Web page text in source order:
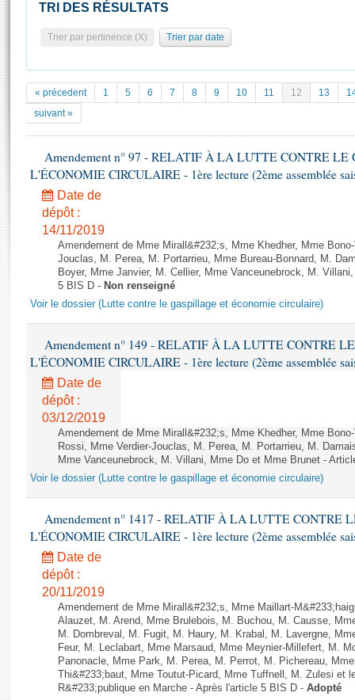
Pétitions
Documents parlementaires
Projets de loi
Textes adoptés
Rapports d'information
Rapports d'enquête
Rapports législatifs
Rapports sur l'application des lois
Baromètre de l’application des lois
Dossiers législatifs
Budget et sécurité sociale
Questions écrites et orales
Comptes rendus des débats
Statistiques et chiffres clés
Transparence et déontologie
Histoire
Juniors
Anciennes législatures
Liens vers les sites publics
Les archives
Contacts et plan d'accès
TRI DES RÉSULTATS
Trier par pertinence (X) Trier par date
« précedent 1 5 6 7 8 9 10 11 12 13
suivant »
Amendement n° 97 - RELATIF À LA LUTTE CONTRE
L'ÉCONOMIE CIRCULAIRE - 1ère lecture (2ème assemblée
Date de
dépôt :
14/11/2019
Amendement de Mme Mirall&#232;s, Mme Khedher, Mme
Jouclas, M. Perea, M. Portarrieu, Mme Bureau-Bonnard, M.
Boyer, Mme Janvier, M. Cellier, Mme Vanceunebrock, M.
5 BIS D - Non renseigné
Voir le dossier (Lutte contre le gaspillage et économie circulaire)
Amendement n° 149 - RELATIF À LA LUTTE CONTRE
L'ÉCONOMIE CIRCULAIRE - 1ère lecture (2ème assemblée
Date de
dépôt :
03/12/2019
Amendement de Mme Mirall&#232;s, Mme Khedher, Mme
Rossi, Mme Verdier-Jouclas, M. Perea, M. Portarrieu, M.
Mme Vanceunebrock, M. Villani, Mme Do et Mme Brunet -
Voir le dossier (Lutte contre le gaspillage et économie circulaire)
Amendement n° 1417 - RELATIF À LA LUTTE CONTRE
L'ÉCONOMIE CIRCULAIRE - 1ère lecture (2ème assemblée
Date de
dépôt :
20/11/2019
Amendement de Mme Mirall&#232;s, Mme Maillart-
Alauzet, M. Arend, Mme Brulebois, M. Buchou, M. Causse,
M. Dombreval, M. Fugit, M. Haury, M. Krabal, M. Lavergne,
Feur, M. Leclabart, Mme Marsaud, Mme Meynier-Millefert, M.
Panonacle, Mme Park, M. Perea, M. Perrot, M. Pichereau,
Thi&#233;baut, Mme Toutut-Picard, Mme Tuffnell, M. Zulesi et
R&#233;publique en Marche - Après l'article 5 BIS D - Adopté